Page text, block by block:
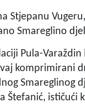
Stjepanu
Smareglino
Pula-
komprimirani
Smareglinog
Štefanić, ističući